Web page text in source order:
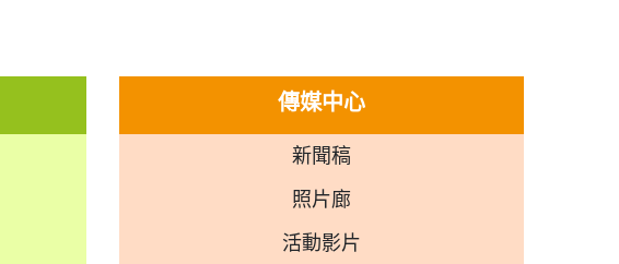
傳媒中心
新聞稿
照片廊
活動影片